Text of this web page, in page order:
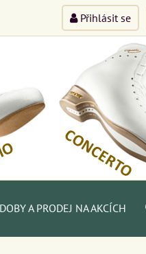
Přihlásit se
A PRODEJ NA AKCÍCH